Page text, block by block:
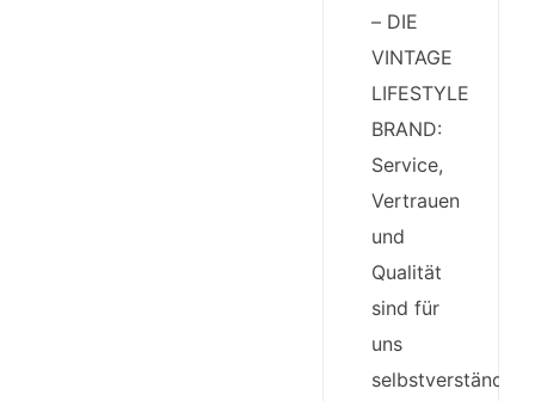
– DIE
VINTAGE
LIFESTYLE
BRAND:
Service,
Vertrauen
und
Qualität
sind für
uns